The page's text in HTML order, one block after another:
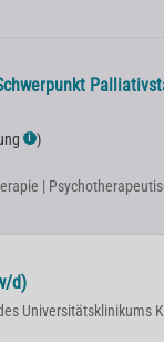
ℹ )
|
d)
Universitätsklinikums